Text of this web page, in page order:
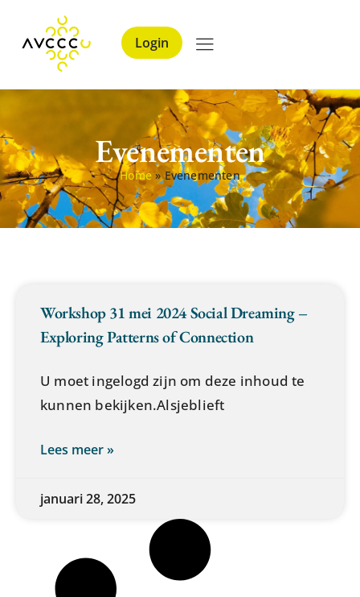
Login
Evenementen
Home»Evenementen
Workshop 31 mei 2024 Social Dreaming –
Exploring Patterns of Connection
U moet ingelogd zijn om deze inhoud te
kunnen bekijken.Alsjeblieft
Lees meer »
januari 28, 2025